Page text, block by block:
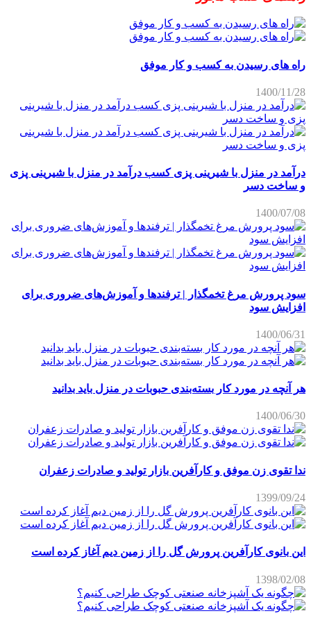
راه های رسیدن به کسب و کار موفق
1400/11/28
درآمد در منزل با شیرینی پزی کسب درآمد در منزل با شیرینی پزی
و ساخت دسر
1400/07/08
سود پرورش مرغ تخمگذار | ترفندها و آموزش‌های ضروری برای
افزایش سود
1400/06/31
هر آنچه در مورد کار بسته‌بندی حبوبات در منزل باید بدانید
1400/06/30
ندا تقوی زن موفق و کارآفرین بازار تولید و صادرات زعفران
1399/09/24
این بانوی کارآفرین پرورش گل را از زمین دیم آغاز کرده است
1398/02/08